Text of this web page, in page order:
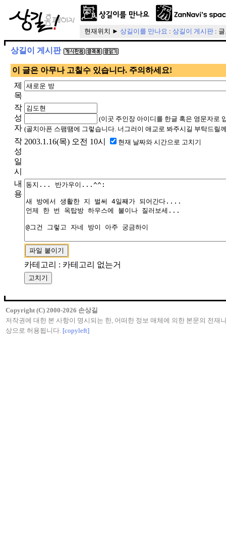
현재위치 ► 상길이를 만나요 : 상길이 게시판 :
상길이 게시판
이 글은 아무나 고칠수 있습니다. 주의하세요!
제
목
작
성
자
(이곳 주인장 아이디를 한글 혹은 영문자로
(골치아픈 스팸땜에 그렇습니다. 너그러이 애교로 봐주시길 부탁드릴
작
성
일
시
2003.1.16(목) 오전 10시 현재 날짜와 시간으로 고치기
내
용
카테고리 : 카테고리 없는거
Copyright (C) 2000-2026 손상길
저작권에 대한 본 사항이 명시되는 한, 어떠한 정보 매체에 의한 본문의 전재
상으로 허용됩니다. [copyleft]